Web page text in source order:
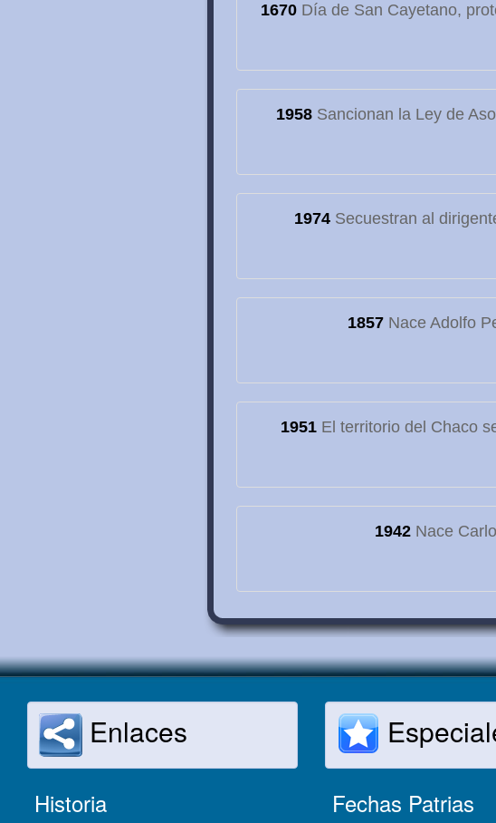
1670 Día de San Cayetano,
1958Sancionan la Ley de
1974Secuestran al
1857Nace Adolfo
1951El territorio del Chaco
1942 Nace
Enlaces
Historia
Fechas Patrias